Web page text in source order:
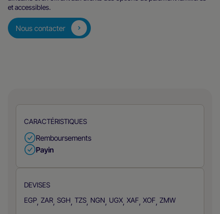
et accessibles.
Nous contacter
CARACTÉRISTIQUES
Remboursements
Payin
DEVISES
EGP, ZAR, SGH, TZS, NGN, UGX, XAF, XOF, ZMW